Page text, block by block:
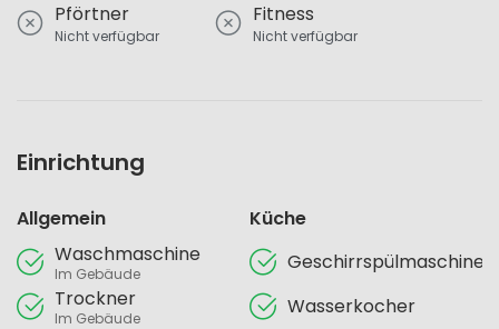
Pförtner
Nicht verfügbar
Fitness
Nicht verfügbar
Einrichtung
Allgemein
Waschmaschine
Im Gebäude
Trockner
Im Gebäude
Küche
Geschirrspülmaschine
Wasserkocher